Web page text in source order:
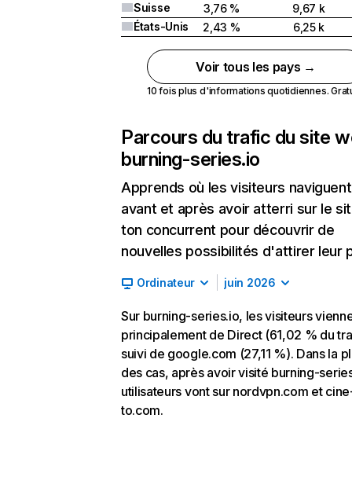
Suisse
3,76 %
9,67 k
États-Unis
2,43 % 6,25 k
Voir tous les pays →
10 fois plus d'informations quotidiennes.
Parcours du trafic du site
burning-series.io
Apprends où les visiteurs naviguent
avant et après avoir atterri sur le
ton concurrent pour découvrir de
nouvelles possibilités d'attirer leur
Ordinateur juin 2026
Sur burning-series.io, les visiteurs
principalement de Direct (61,02 % du
suivi de google.com (27,11 %). Dans la
des cas, après avoir visité burning-
utilisateurs vont sur nordvpn.com et
to.com.